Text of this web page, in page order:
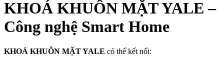
KHOÁ KHUÔN MẶT YALE –
Công nghệ Smart Home
KHOÁ KHUÔN MẶT YALE có thể kết nối: